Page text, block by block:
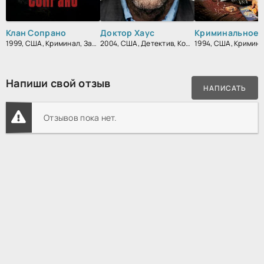
Клан Сопрано
1999, США, Криминал, Зарубежный, Драма
Доктор Хаус
2004, США, Детектив, Комедия, Зарубежный, Драма
Криминальное
Напиши свой отзыв НАПИСАТЬ
Отзывов пока нет.